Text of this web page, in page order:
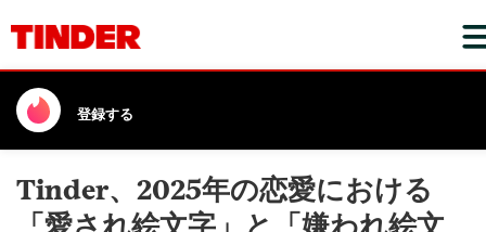
登録する
Tinder、2025年の恋愛における